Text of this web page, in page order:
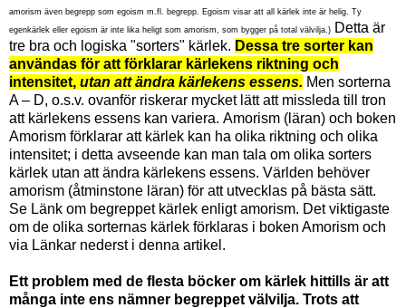
amorism även begrepp som egoism m.fl. begrepp. Egoism visar att all kärlek inte är helig. Ty
egenkärlek eller egoism är inte lika heligt som amorism, som bygger på total välvilja.) Detta är
tre bra och logiska "sorters" kärlek. Dessa tre sorter kan
användas för att förklarar kärlekens riktning och
intensitet, utan att ändra kärlekens essens. Men sorterna
A – D, o.s.v. ovanför riskerar mycket lätt att missleda till tron
att kärlekens essens kan variera. Amorism (läran) och boken
Amorism förklarar att kärlek kan ha olika riktning och olika
intensitet; i detta avseende kan man tala om olika sorters
kärlek utan att ändra kärlekens essens. Världen behöver
amorism (åtminstone läran) för att utvecklas på bästa sätt.
Se Länk om begreppet kärlek enligt amorism. Det viktigaste
om de olika sorternas kärlek förklaras i boken Amorism och
via Länkar nederst i denna artikel.
Ett problem med de flesta böcker om kärlek hittills är att
många inte ens nämner begreppet välvilja. Trots att